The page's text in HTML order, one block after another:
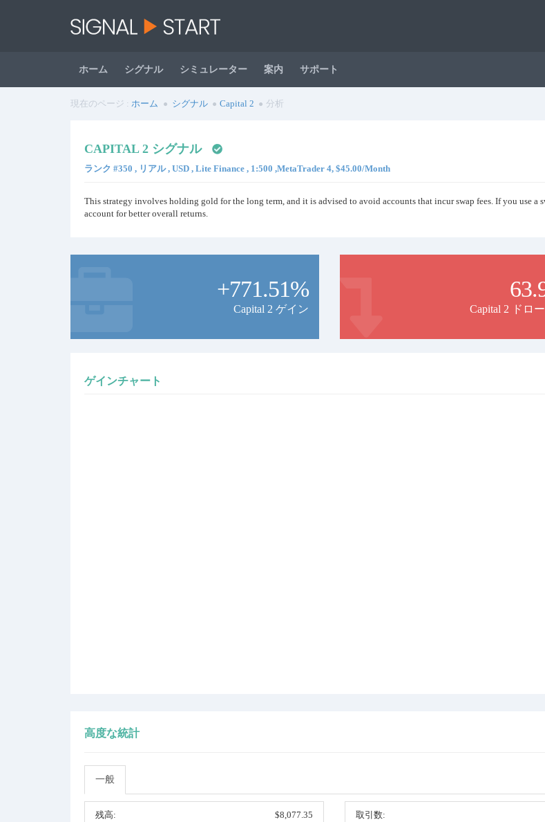
ホーム シグナル シミュレーター 案内 サポート
現在のページ : ホーム シグナル Capital 2 分析
CAPITAL 2 シグナル
ランク #350 , リアル , USD , Lite Finance , 1:500 ,MetaTrader 4, $45.00/Month
This strategy involves holding gold for the long term, and it is advised to avoid accounts that incur swap fees. If you use a
account for better overall returns.
+771.51%
Capital 2 ゲイン Capital 2 ドロ
ゲインチャート
高度な統計
一般
残高: $8,077.35 取引数: